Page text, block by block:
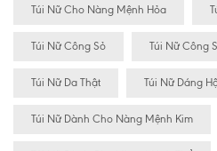
Túi Nữ Cho Nàng Mệnh Hỏa
Túi Nữ Công Sỏ Túi Nữ Công
Túi Nữ Da Thật Túi Nữ Dáng
Túi Nữ Dành Cho Nàng Mệnh Kim